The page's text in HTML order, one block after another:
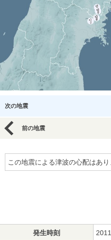
次の地震
前の地震
この地震による津波の心配はあり
発生時刻